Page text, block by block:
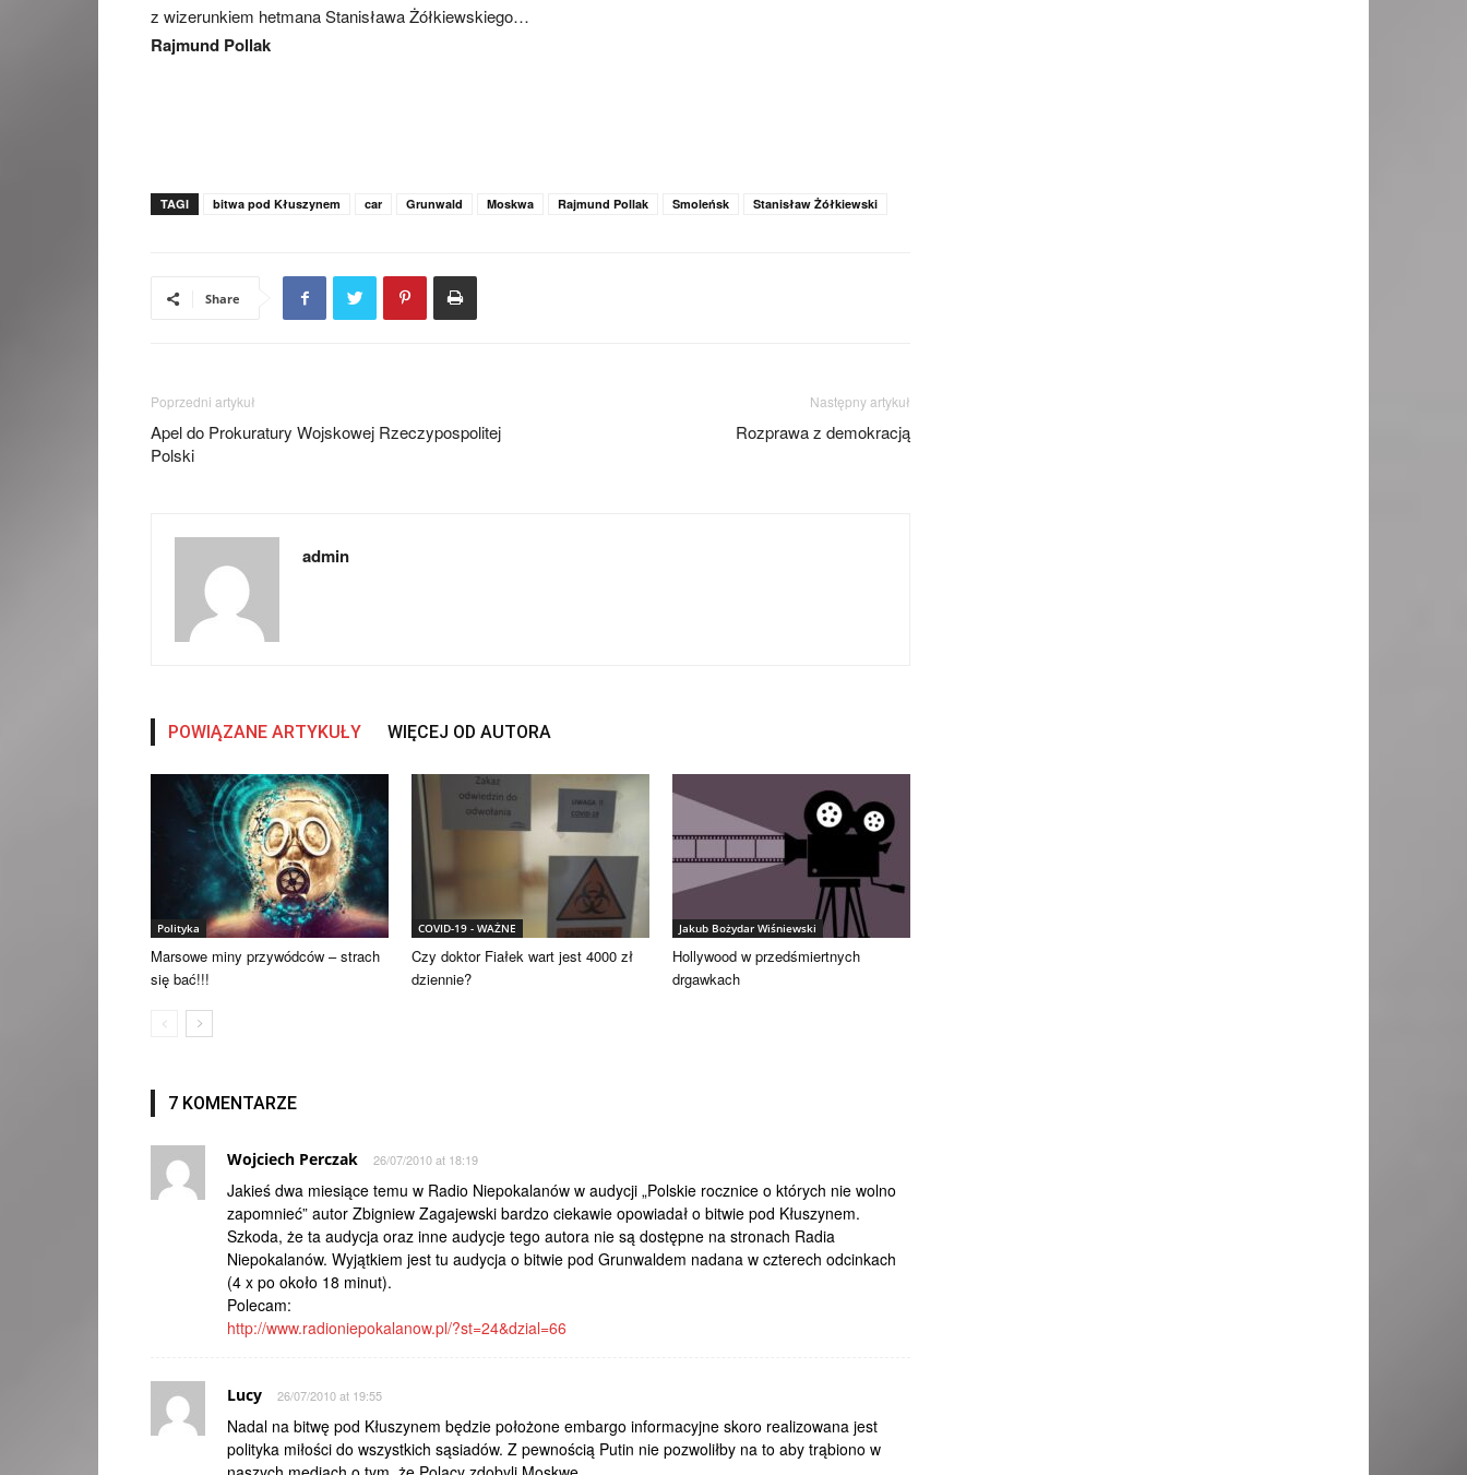
z wizerunkiem hetmana Stanisława Żółkiewskiego…
Rajmund Pollak
TAGI bitwa pod Kłuszynem car Grunwald Moskwa Rajmund Pollak Smoleńsk Stanisław Żółkiewski
Share
Poprzedni artykuł
Apel do Prokuratury Wojskowej Rzeczypospolitej
Polski
Następny artykuł
Rozprawa z demokracją
admin
POWIĄZANE ARTYKUŁY WIĘCEJ OD AUTORA
Polityka
Marsowe miny przywódców – strach
się bać!!!
COVID-19 - WAŻNE
Czy doktor Fiałek wart jest 4000 zł
dziennie?
Jakub Bożydar Wiśniewski
Hollywood w przedśmiertnych
drgawkach
7 KOMENTARZE
Wojciech Perczak 26/07/2010 at 18:19
Jakieś dwa miesiące temu w Radio Niepokalanów w audycji „Polskie rocznice o których nie wolno
zapomnieć” autor Zbigniew Zagajewski bardzo ciekawie opowiadał o bitwie pod Kłuszynem.
Szkoda, że ta audycja oraz inne audycje tego autora nie są dostępne na stronach Radia
Niepokalanów. Wyjątkiem jest tu audycja o bitwie pod Grunwaldem nadana w czterech odcinkach
(4 x po około 18 minut).
Polecam:
http://www.radioniepokalanow.pl/?st=24&dzial=66
Lucy 26/07/2010 at 19:55
Nadal na bitwę pod Kłuszynem będzie położone embargo informacyjne skoro realizowana jest
polityka miłości do wszystkich sąsiadów. Z pewnością Putin nie pozwoliłby na to aby trąbiono w